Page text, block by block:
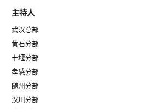
主持人
武汉总部
黄石分部
十堰分部
孝感分部
随州分部
汉川分部